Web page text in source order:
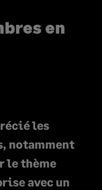
en
les
notamment
le thème
avec un